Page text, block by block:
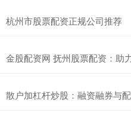
杭州市股票配资正规公司推荐
金股配资网 抚州股票配资：助
散户加杠杆炒股：融资融券与